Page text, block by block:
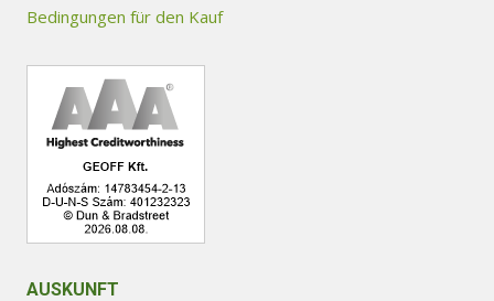
der
Produktseite
gewählt
werden
Bedingungen für den Kauf
AUSKUNFT